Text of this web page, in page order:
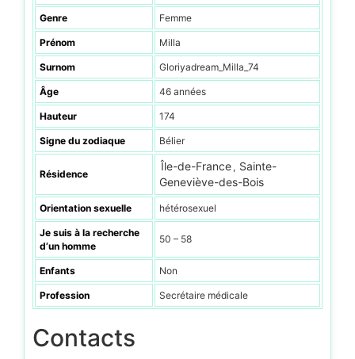
Genre Femme
Prénom Milla
Surnom Gloriyadream_Milla_74
Âge 46 années
Hauteur 174
Signe du zodiaque Bélier
Résidence
Île-de-France , Sainte-
Geneviève-des-Bois
Orientation sexuelle hétérosexuel
Je suis à la recherche
d’un homme
50 – 58
Enfants Non
Profession Secrétaire médicale
Contacts